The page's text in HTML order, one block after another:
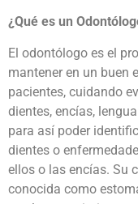
¿Qué es un
El odontólogo es el
mantener en un buen
pacientes, cuidando
dientes, encías,
para así poder
dientes o
ellos o las encías. Su
conocida como